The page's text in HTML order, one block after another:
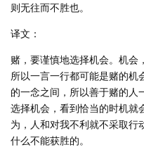
则无往而不胜也。
译文：
赌，要谨慎地选择机会。机会
所以一言一行都可能是赌的机
的一念之间，所以善于赌的人
选择机会，看到恰当的时机就
为，人和对我不利就不采取行
什么不能获胜的。